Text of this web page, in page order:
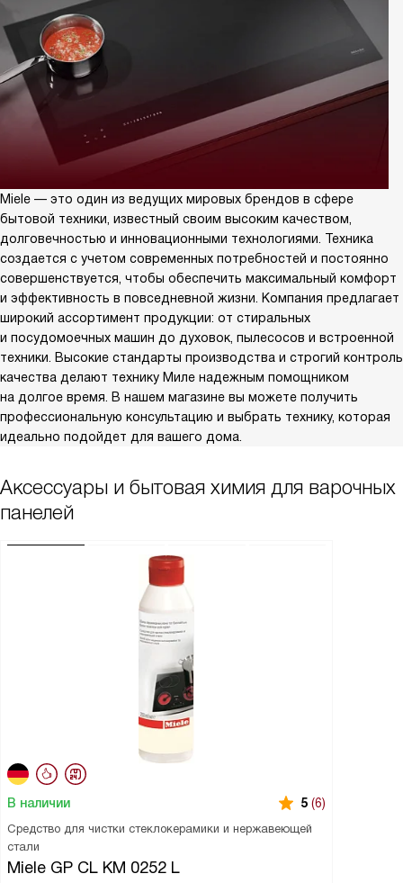
Miele — это один из ведущих мировых брендов в сфере
бытовой техники, известный своим высоким качеством,
долговечностью и инновационными технологиями. Техника
создается с учетом современных потребностей и постоянно
совершенствуется, чтобы обеспечить максимальный комфорт
и эффективность в повседневной жизни. Компания предлагает
широкий ассортимент продукции: от стиральных
и посудомоечных машин до духовок, пылесосов и встроенной
техники. Высокие стандарты производства и строгий контроль
качества делают технику Миле надежным помощником
на долгое время. В нашем магазине вы можете получить
профессиональную консультацию и выбрать технику, которая
идеально подойдет для вашего дома.
Аксессуары и бытовая химия для варочных
панелей
В наличии 5 (6)
Средство для чистки стеклокерамики и нержавеющей
стали
Miele GP CL KM 0252 L